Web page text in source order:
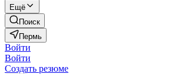
Ещё
Поиск
Пермь
Войти
Войти
Создать резюме